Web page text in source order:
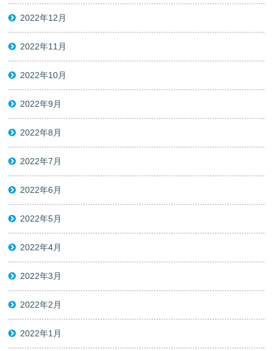
2022年12月
2022年11月
2022年10月
2022年9月
2022年8月
2022年7月
2022年6月
2022年5月
2022年4月
2022年3月
2022年2月
2022年1月